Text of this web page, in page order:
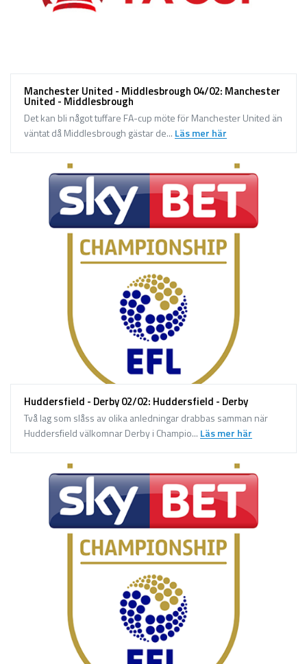
Registera
Manchester United - Middlesbrough 04/02: Manchester
United - Middlesbrough
Det kan bli något tuffare FA-cup möte för Manchester United än
väntat då Middlesbrough gästar de... Läs mer här
Huddersfield - Derby 02/02: Huddersfield - Derby
Två lag som slåss av olika anledningar drabbas samman när
Huddersfield välkomnar Derby i Champio... Läs mer här